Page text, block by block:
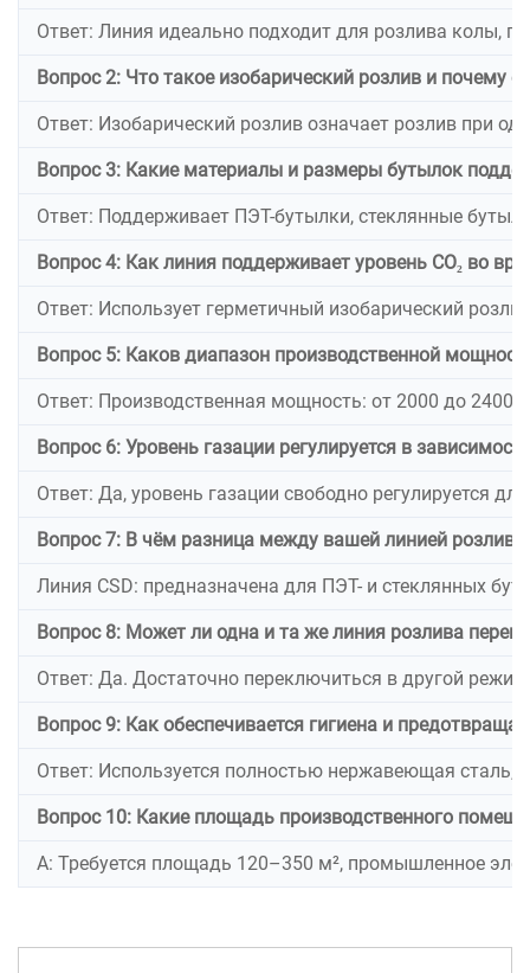
Ответ: Линия идеально подходит для розлива колы,
Вопрос 2: Что такое изобарический розлив и почему
Ответ: Изобарический розлив означает розлив при
Вопрос 3: Какие материалы и размеры бутылок
Ответ: Поддерживает ПЭТ-бутылки, стеклянные
Вопрос 4: Как линия поддерживает уровень CO₂ во
Ответ: Использует герметичный изобарический
Вопрос 5: Каков диапазон производственной
Ответ: Производственная мощность: от 2000 до
Вопрос 6: Уровень газации регулируется в
Ответ: Да, уровень газации свободно регулируется
Вопрос 7: В чём разница между вашей линией
Линия CSD: предназначена для ПЭТ- и стеклянных
Вопрос 8: Может ли одна и та же линия розлива
Ответ: Да. Достаточно переключиться в другой
Вопрос 9: Как обеспечивается гигиена и
Ответ: Используется полностью нержавеющая сталь,
Вопрос 10: Какие площадь производственного
А: Требуется площадь 120–350 м², промышленное